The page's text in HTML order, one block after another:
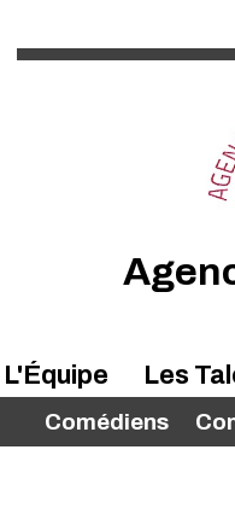
L'Équipe Les
Comédiens